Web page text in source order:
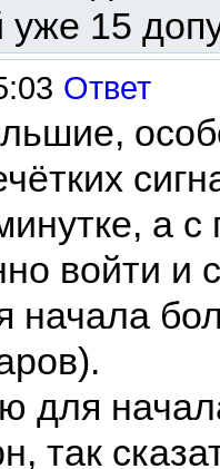
уже 15
Ответ
а
войти и
начала
для
так